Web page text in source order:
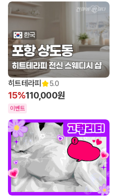
히트테라피 5.0
15%110,000원
이벤트